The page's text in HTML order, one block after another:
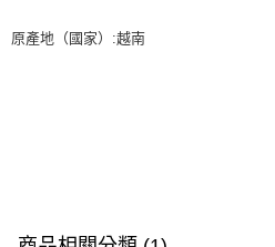
原產地（國家）:越南